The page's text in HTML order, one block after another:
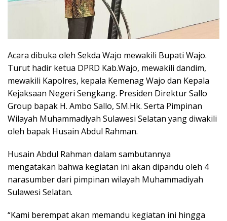
Acara dibuka oleh Sekda Wajo mewakili Bupati Wajo.
Turut hadir ketua DPRD Kab.Wajo, mewakili dandim,
mewakili Kapolres, kepala Kemenag Wajo dan Kepala
Kejaksaan Negeri Sengkang. Presiden Direktur Sallo
Group bapak H. Ambo Sallo, SM.Hk. Serta Pimpinan
Wilayah Muhammadiyah Sulawesi Selatan yang diwakili
oleh bapak Husain Abdul Rahman.
Husain Abdul Rahman dalam sambutannya
mengatakan bahwa kegiatan ini akan dipandu oleh 4
narasumber dari pimpinan wilayah Muhammadiyah
Sulawesi Selatan.
“Kami berempat akan memandu kegiatan ini hingga